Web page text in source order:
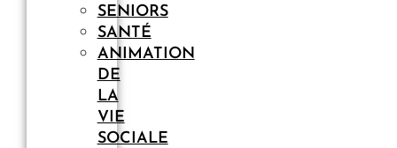
SENIORS
SANTÉ
ANIMATION
DE
LA
VIE
SOCIALE